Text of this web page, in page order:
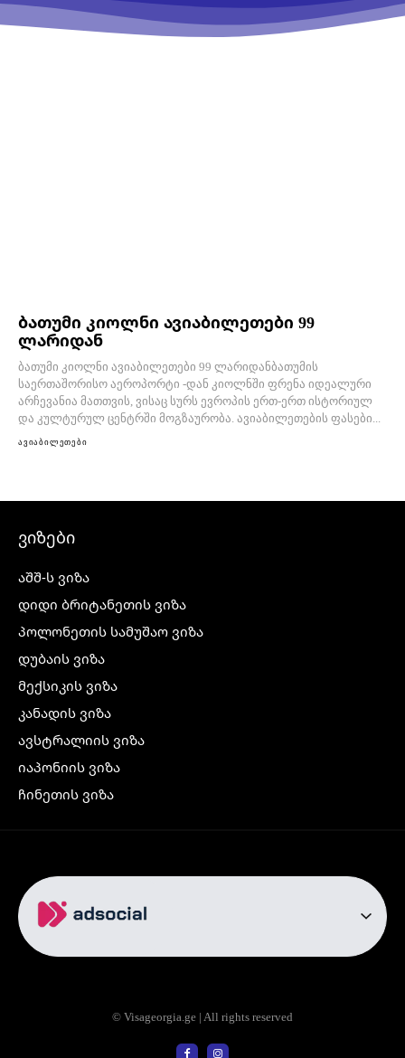
ბათუმი კიოლნი ავიაბილეთები 99
ლარიდან
ბათუმი კიოლნი ავიაბილეთები 99 ლარიდანბათუმის
საერთაშორისო აეროპორტი -დან კიოლნში ფრენა იდეალური
არჩევანია მათთვის, ვისაც სურს ევროპის ერთ-ერთ ისტორიულ
და კულტურულ ცენტრში მოგზაურობა. ავიაბილეთების ფასები...
ავიაბილეთები
ვიზები
აშშ-ს ვიზა
დიდი ბრიტანეთის ვიზა
პოლონეთის სამუშაო ვიზა
დუბაის ვიზა
მექსიკის ვიზა
კანადის ვიზა
ავსტრალიის ვიზა
იაპონიის ვიზა
ჩინეთის ვიზა
ჩრდილოეთ ირლანდიის ვიზა
რუსეთის ვიზა
ავიაბილეთები
თბილისი ბაქო
© Visageorgia.ge | All rights reserved